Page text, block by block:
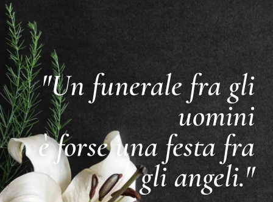
"Un funerale fra gli
uomini
è forse una festa fra
gli angeli."